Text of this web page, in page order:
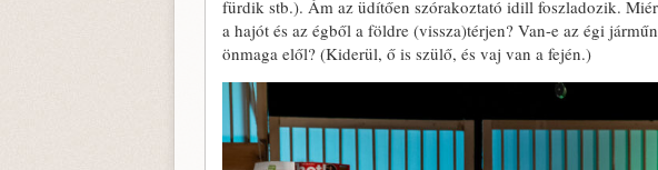
fürdik stb.). Ám az üdítően szórakoztató idill foszladozik.
a hajót és az égből a földre (vissza)térjen? Van-e az égi
önmaga elől? (Kiderül, ő is szülő, és vaj van a fején.)